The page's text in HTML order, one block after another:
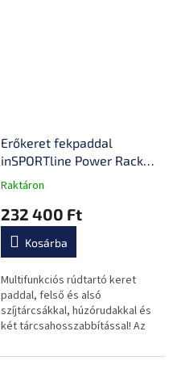
Erőkeret fekpaddal
inSPORTline Power Rack
PW60
A
átlagos
értékelése
0,0
csillag.
Raktáron
232 400 Ft
Kosárba
Multifunkciós rúdtartó keret
paddal, felső és alsó
szíjtárcsákkal, húzórudakkal és
két tárcsahosszabbítással! Az
beállítása (súlylapok) lehetővé...